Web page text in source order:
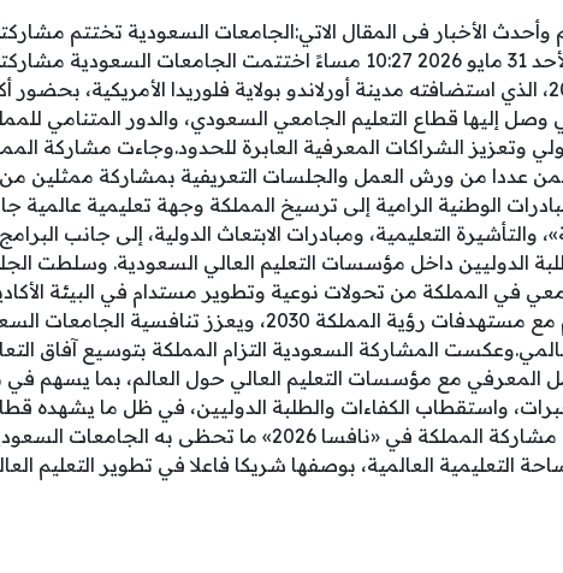
وأحدث الأخبار فى المقال الاتي:الجامعات السعودية تختتم
نافسا الدولي, اليوم الأحد 31 مايو 2026 10:27 مساءً اختتمت
«نافسا» العالمي 2026، الذي استضافته مدينة أورلاندو بولاية فلوريدا
وصل إليها قطاع التعليم الجامعي السعودي، والدور المتنامي
وتعزيز الشراكات المعرفية العابرة للحدود.وجاءت مشاركة
الوطنية الرامية إلى ترسيخ المملكة وجهة تعليمية عالمية
التعليمية، ومبادرات الابتعاث الدولية، إلى جانب
الدوليين داخل مؤسسات التعليم العالي السعودية. وسلطت
في المملكة من تحولات نوعية وتطوير مستدام في البيئة
والبحثية، بما ينسجم مع مستهدفات رؤية المملكة 2030، ويعزز
المشاركة السعودية التزام المملكة بتوسيع آفاق
المعرفي مع مؤسسات التعليم العالي حول العالم، بما يسهم في
واستقطاب الكفاءات والطلبة الدوليين، في ظل ما يشهده
غير مسبوقين.وأكدت مشاركة المملكة في «نافسا 2026» ما
التعليمية العالمية، بوصفها شريكا فاعلا في تطوير التعليم